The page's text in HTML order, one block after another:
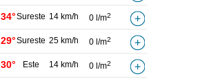
34°Sureste 14 km/h 0 l/m2
29°Sureste 25 km/h 0 l/m2
30° Este 14 km/h 0 l/m2